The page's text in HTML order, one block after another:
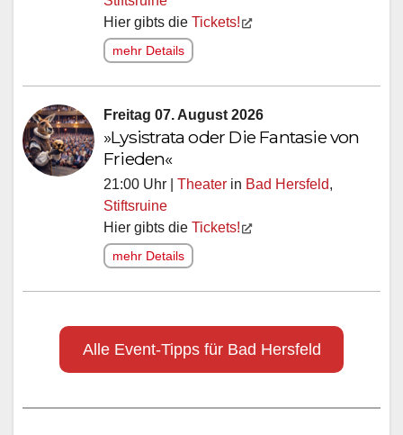
Hier gibts die Tickets!
mehr Details
Freitag 07. August 2026
»Lysistrata oder Die Fantasie von
Frieden«
21:00 Uhr | Theater in Bad Hersfeld,
Stiftsruine
Hier gibts die Tickets!
mehr Details
Alle Event-Tipps für Bad Hersfeld